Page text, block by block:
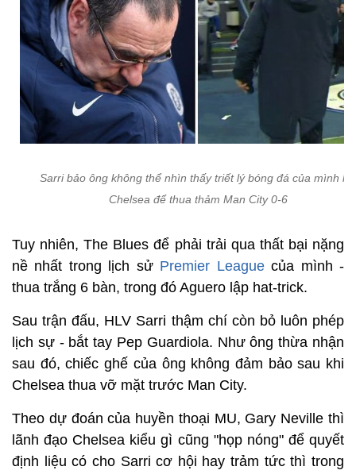
Sarri bảo ông không thể nhìn thấy triết lý bóng đá của mình khi
Chelsea để thua thảm Man City 0-6
Tuy nhiên, The Blues để phải trải qua thất bại nặng
nề nhất trong lịch sử Premier Leaguecủa mình -
thua trắng 6 bàn, trong đó Aguero lập hat-trick.
Sau trận đấu, HLV Sarri thậm chí còn bỏ luôn phép
lịch sự - bắt tay Pep Guardiola. Như ông thừa nhận
sau đó, chiếc ghế của ông không đảm bảo sau khi
Chelsea thua vỡ mặt trước Man City.
Theo dự đoán của huyền thoại MU, Gary Neville thì
lãnh đạo Chelsea kiểu gì cũng "họp nóng" để quyết
định liệu có cho Sarri cơ hội hay trảm tức thì trong